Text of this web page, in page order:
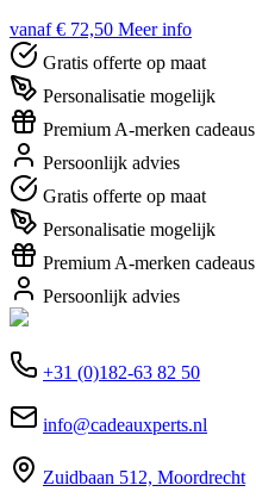
vanaf € 72,50 Meer info
Gratis offerte op maat
Personalisatie mogelijk
Premium A-merken cadeaus
Persoonlijk advies
Gratis offerte op maat
Personalisatie mogelijk
Premium A-merken cadeaus
Persoonlijk advies
+31 (0)182-63 82 50
info@cadeauxperts.nl
Zuidbaan 512, Moordrecht